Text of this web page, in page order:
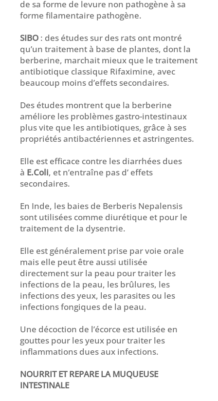
de sa forme de levure non pathogène à sa
forme filamentaire pathogène.
SIBO : des études sur des rats ont montré
qu’un traitement à base de plantes, dont la
berberine, marchait mieux que le traitement
antibiotique classique Rifaximine, avec
beaucoup moins d’effets secondaires.
Des études montrent que la berberine
améliore les problèmes gastro-intestinaux
plus vite que les antibiotiques, grâce à ses
propriétés antibactériennes et astringentes.
Elle est efficace contre les diarrhées dues
à E.Coli, et n’entraîne pas d’ effets
secondaires.
En Inde, les baies de Berberis Nepalensis
sont utilisées comme diurétique et pour le
traitement de la dysentrie.
Elle est généralement prise par voie orale
mais elle peut être aussi utilisée
directement sur la peau pour traiter les
infections de la peau, les brûlures, les
infections des yeux, les parasites ou les
infections fongiques de la peau.
Une décoction de l’écorce est utilisée en
gouttes pour les yeux pour traiter les
inflammations dues aux infections.
NOURRIT ET REPARE LA MUQUEUSE
INTESTINALE